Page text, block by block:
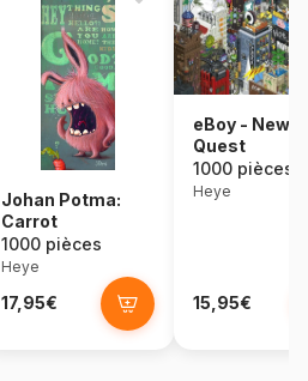
Johan Potma:
Carrot
1000 pièces
Heye
17,95€
eBoy - New
Quest
1000 pièces
Heye
15,95€